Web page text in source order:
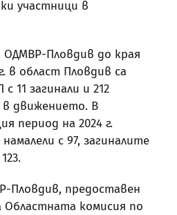
участници в
Пловдив до края
в област Пловдив са
11 загинали и 212
в движението. В
период на 2024 г.
с 97, загиналите
Пловдив, предоставен
Областната комисия по